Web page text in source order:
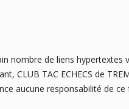
nombre de liens hypertextes
CLUB TAC ECHECS de
aucune responsabilité de ce